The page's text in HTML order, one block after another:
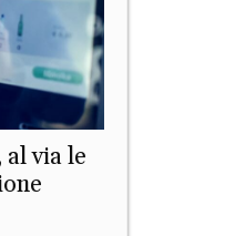
al via le